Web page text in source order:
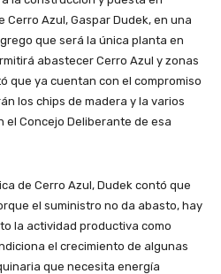
Cerro Azul, Gaspar Dudek, en una
que será la única planta en
abastecer Cerro Azul y zonas
que ya cuentan con el compromiso
los chips de madera y la varios
el Concejo Deliberante de esa
de Cerro Azul, Dudek contó que
el suministro no da abasto, hay
la actividad productiva como
el crecimiento de algunas
que necesita energía